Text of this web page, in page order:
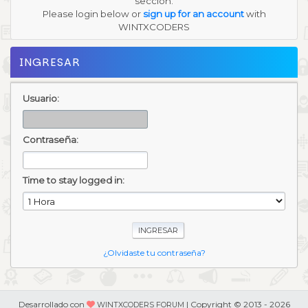
Please login below or sign up for an accountwith
WINTXCODERS
INGRESAR
Usuario:
Contraseña:
Time to stay logged in:
¿Olvidaste tu contraseña?
Desarrollado con WINTXCODERS FORUM | Copyright © 2013 - 2026